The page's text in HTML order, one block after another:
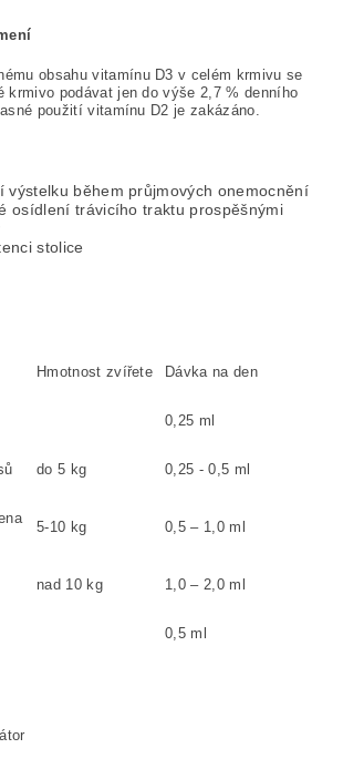
obsahu vitamínu D3 v celém krmivu se
krmivo podávat jen do výše 2,7 % denního
použití vitamínu D2 je zakázáno.
výstelku během průjmových onemocnění
osídlení trávicího traktu prospěšnými
stolice
Hmotnost zvířete Dávka na den
0,25 ml
do 5 kg 0,25 - 0,5 ml
5-10 kg 0,5 – 1,0 ml
nad 10 kg 1,0 – 2,0 ml
0,5 ml